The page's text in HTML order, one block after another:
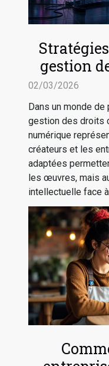
gestion
dans
02/03/2026
Dans un monde
gestion des droits
numérique
créateurs et les
adaptées
les œuvres, mais
intellectuelle face